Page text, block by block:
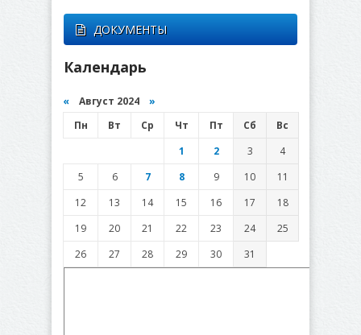
ДОКУМЕНТЫ
Календарь
« Август 2024 »
Пн
Вт Ср Чт Пт Сб
Вс
1
2 3
4
5
6 7 8 9 10
11
12
13 14 15 16 17
18
19
20 21 22 23 24
25
26
27 28 29 30 31